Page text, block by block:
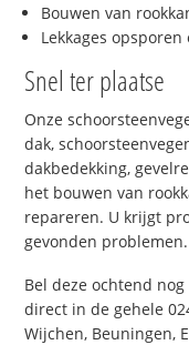
Bouwen van
Lekkages
Snel ter plaatse
Onze
dak,
dakbedekking,
het bouwen van
repareren. U krijgt
gevonden
Bel deze ochtend
direct in de gehele
Wijchen, Beuningen,